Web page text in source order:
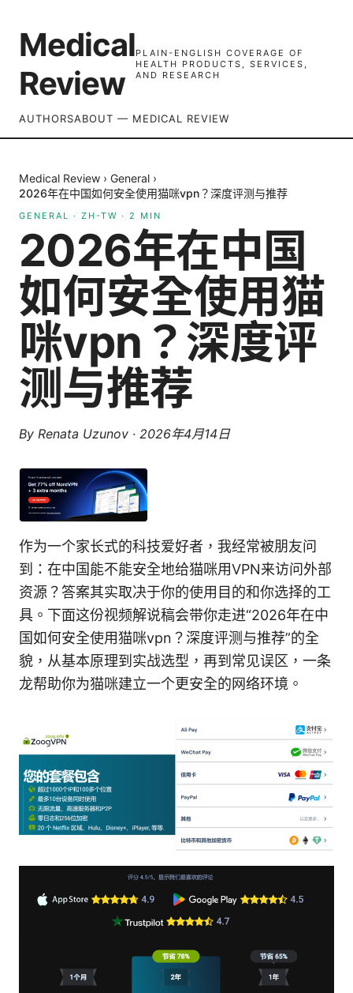
Medical
Review
PLAIN-ENGLISH COVERAGE OF
HEALTH PRODUCTS, SERVICES,
AND RESEARCH
AUTHORSABOUT — MEDICAL REVIEW
Medical Review › General ›
2026年在中国如何安全使用猫咪vpn？深度评测与推荐
GENERAL · ZH-TW · 2 MIN
2026年在中国
如何安全使用猫
咪vpn？深度评
测与推荐
By Renata Uzunov · 2026年4月14日
作为一个家长式的科技爱好者，我经常被朋友问
到：在中国能不能安全地给猫咪用VPN来访问外部
资源？答案其实取决于你的使用目的和你选择的工
具。下面这份视频解说稿会带你走进“2026年在中
国如何安全使用猫咪vpn？深度评测与推荐”的全
貌，从基本原理到实战选型，再到常见误区，一条
龙帮助你为猫咪建立一个更安全的网络环境。